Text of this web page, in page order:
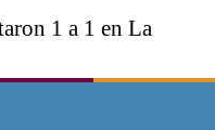
1 a 1 en La